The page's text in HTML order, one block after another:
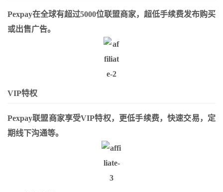
Pexpay在全球有超过5000位联盟商家，超低手续费发布购买
或出售广告。
VIP特权
Pexpay联盟商家享受VIP特权，更低手续费，快速交易，定
期线下沟通等。